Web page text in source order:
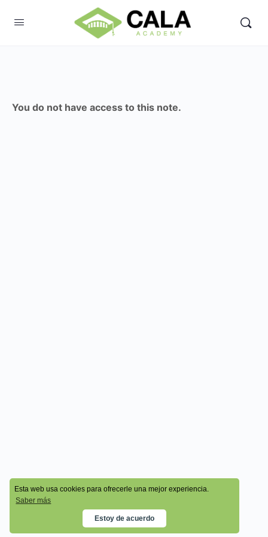
Esta web usa cookies para ofrecerle una mejor experiencia.
Saber más
Estoy de acuerdo
You do not have access to this note.
© 2026 - Cala Academy